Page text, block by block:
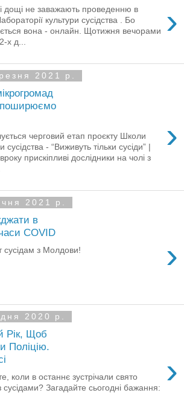
›
дощі не заважають проведенню в
культури сусідства . Бо
вона - онлайн. Щотижня вечорами
х д...
2021 р.
поширюємо
›
черговий етап проєкту Школи
сусідства - “Виживуть тільки сусіди” |
прискіпливі дослідники на чолі з
2021 р.
в
COVID
›
сусідам з Молдови!
2020 р.
Рік, Щоб
Поліцію.
›
коли в останнє зустрічали свято
сусідами? Загадайте сьогодні бажання: